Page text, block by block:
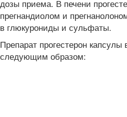
дозы приема. В печени
прегнандиолом и
в глюкурониды и сульфаты.
Препарат прогестерон
следующим образом: